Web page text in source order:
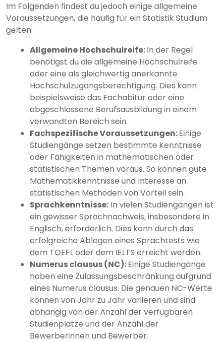
Im Folgenden findest du jedoch einige allgemeine
Voraussetzungen, die häufig für ein Statistik Studium
gelten:
Allgemeine Hochschulreife:In der Regel
benötigst du die allgemeine Hochschulreife
oder eine als gleichwertig anerkannte
Hochschulzugangsberechtigung. Dies kann
beispielsweise das Fachabitur oder eine
abgeschlossene Berufsausbildung in einem
verwandten Bereich sein.
Fachspezifische Voraussetzungen:Einige
Studiengänge setzen bestimmte Kenntnisse
oder Fähigkeiten in mathematischen oder
statistischen Themen voraus. So können gute
Mathematikkenntnisse und Interesse an
statistischen Methoden von Vorteil sein.
Sprachkenntnisse: In vielen Studiengängen ist
ein gewisser Sprachnachweis, insbesondere in
Englisch, erforderlich. Dies kann durch das
erfolgreiche Ablegen eines Sprachtests wie
dem TOEFL oder dem IELTS erreicht werden.
Numerus clausus (NC):Einige Studiengänge
haben eine Zulassungsbeschränkung aufgrund
eines Numerus clausus. Die genauen NC-Werte
können von Jahr zu Jahr variieren und sind
abhängig von der Anzahl der verfügbaren
Studienplätze und der Anzahl der
Bewerberinnen und Bewerber.